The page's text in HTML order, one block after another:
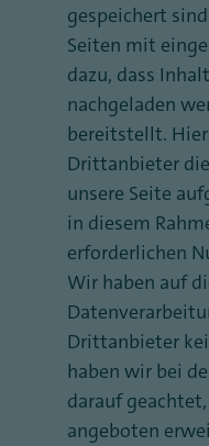
gespeichert
Seiten mit
dazu, dass
nachgeladen
bereitstellt.
Drittanbieter
unsere Seite
in diesem
erforderlichen
Wir haben auf
Drittanbieter
haben wir bei
darauf
angeboten